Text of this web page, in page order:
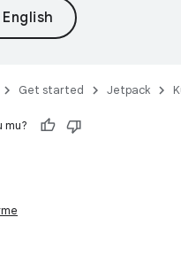
Get started Jetpack
mu?